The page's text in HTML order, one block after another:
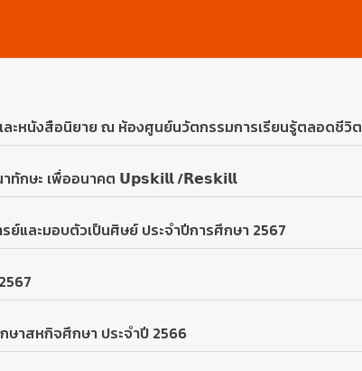
ะหนังสือนิยาย ณ ห้องศูนย์นวัตกรรมการเรียนรู้ตลอดชีวิต
กษะ เพื่ออนาคต 𝗨𝗽𝘀𝗸𝗶𝗹𝗹 /𝗥𝗲𝘀𝗸𝗶𝗹𝗹
ย์และมอบตัวเป็นศิษย์ ประจำปีการศึกษา 2567
ษาสหกิจศึกษา ประจำปี 2566